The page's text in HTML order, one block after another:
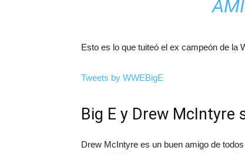
Esto es lo que tuiteó el ex campeón de la
Tweets by WWEBigE
Big E y Drew McIntyre
Drew McIntyre es un buen amigo de